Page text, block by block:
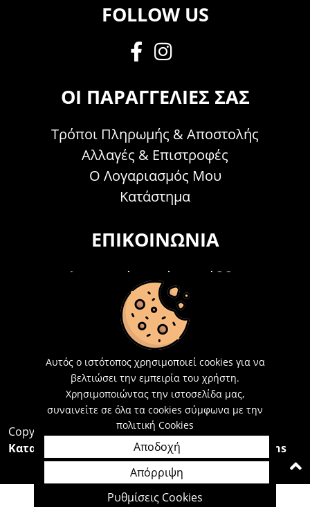
FOLLOW US
ΟΙ ΠΑΡΑΓΓΕΛΊΕΣ ΣΑΣ
Τρόποι Πληρωμής & Αποστολής
Αλλαγές & Επιστροφές
Ο Λογαριασμός Μου
Κατάστημα
ΕΠΙΚΟΙΝΩΝΊΑ
Τηλεφωνικά Δευτέρα - Σάββατο
09:00 - 15:00
Τ: 26214 00104
info@acosmetics.gr
Copyright 2026,
Acosmetics Αθανασόπουλος
Κατασκευή Ιστοσελίδων Interactive Net Solutions
Αυτός ο ιστότοπος χρησιμοποιεί cookies για να
βελτιώσει την εμπειρία του χρήστη.
Χρησιμοποιώντας την ιστοσελίδα μας,
συναινείτε σε όλα τα cookies σύμφωνα με την
πολιτική Cookies
Αποδοχή
Απόρριψη
Ρυθμίσεις Cookies